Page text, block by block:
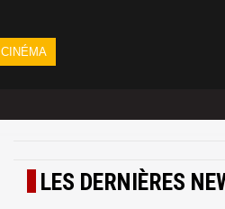
CINÉMA
LES DERNIÈRES